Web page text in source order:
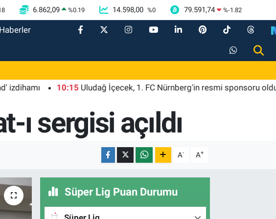
6.862,09 %0.19 14.598,00 %0 79.591,74 %-1.82
10:15 Uludağ İçecek, 1. FC Nürnberg'in resmi sponsoru oldu
ı sergisi açıldı
A- A+
Süper Lig Puan Durumu